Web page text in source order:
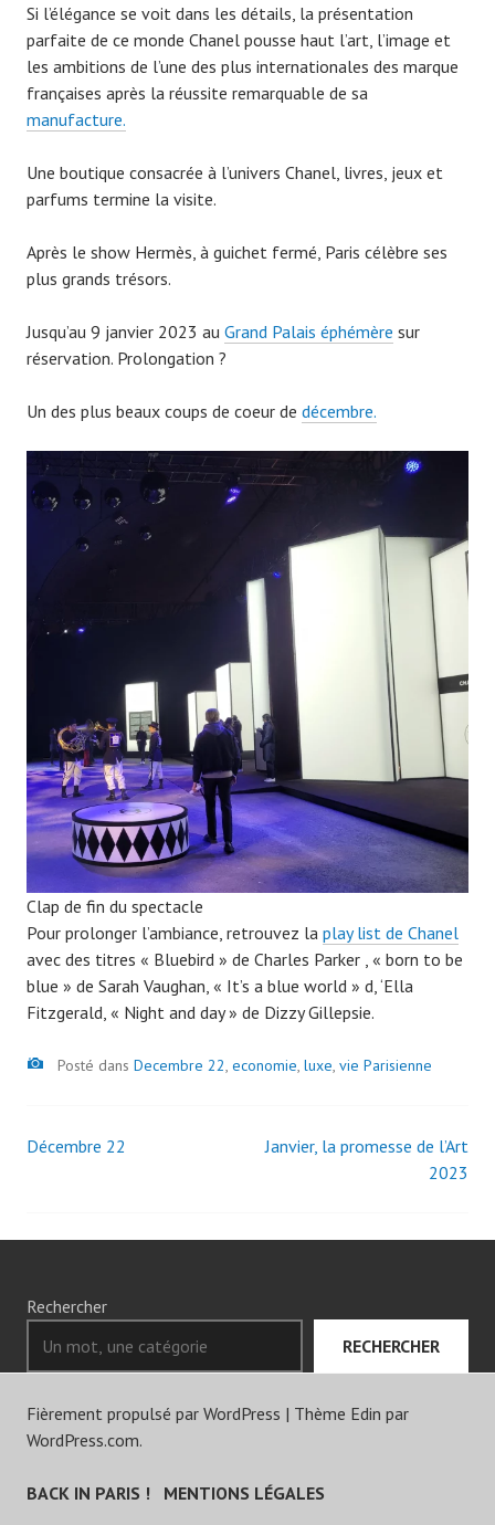
Si l’élégance se voit dans les détails, la présentation
parfaite de ce monde Chanel pousse haut l’art, l’image et
les ambitions de l’une des plus internationales des marque
françaises après la réussite remarquable de sa
manufacture.
Une boutique consacrée à l’univers Chanel, livres, jeux et
parfums termine la visite.
Après le show Hermès, à guichet fermé, Paris célèbre ses
plus grands trésors.
Jusqu’au 9 janvier 2023 au Grand Palais éphémère sur
réservation. Prolongation ?
Un des plus beaux coups de coeur de décembre.
Clap de fin du spectacle
Pour prolonger l’ambiance, retrouvez la play list de Chanel
avec des titres « Bluebird » de Charles Parker , « born to be
blue » de Sarah Vaughan, « It’s a blue world » d, ‘Ella
Fitzgerald, « Night and day » de Dizzy Gillepsie.
Image
Posté dans Decembre 22, economie, luxe, vie Parisienne
Navigation
Décembre 22
Janvier, la promesse de l’Art
2023
Rechercher
RECHERCHER
Fièrement propulsé par WordPress | Thème Edin par
WordPress.com.
BACK IN PARIS !
MENTIONS LÉGALES